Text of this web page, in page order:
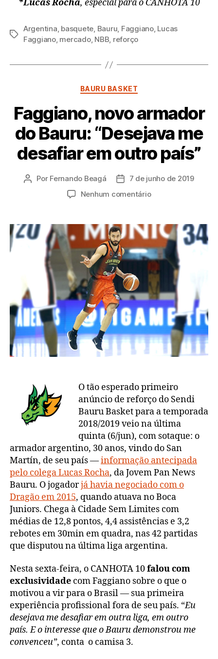
*Lucas Rocha, especial para o CANHOTA 10
Tags
Argentina, basquete, Bauru, Faggiano, Lucas
Faggiano, mercado, NBB, reforço
Categorias
BAURU BASKET
Faggiano, novo armador
do Bauru: “Desejava me
desafiar em outro país”
Autor
Por Fernando Beagá
Data7 de junho de 2019
Nenhum comentárioem
armador
do
Bauru:
“Desejava
me
desafiar
em
outro
país”
O tão esperado primeiro
anúncio de reforço do Sendi
Bauru Basket para a temporada
2018/2019 veio na última
quinta (6/jun), com sotaque: o
armador argentino, 30 anos, vindo do San
Martín, de seu país —informação antecipada
pelo colega Lucas Rocha, da Jovem Pan News
Bauru. O jogadorjá havia negociado com o
Dragão em 2015, quando atuava no Boca
Juniors. Chega à Cidade Sem Limites com
médias de 12,8 pontos, 4,4 assistências e 3,2
rebotes em 30min em quadra, nas 42 partidas
que disputou na última liga argentina.
Nesta sexta-feira, o CANHOTA 10falou com
exclusividade com Faggiano sobre o que o
motivou a vir para o Brasil — sua primeira
experiência profissional fora de seu país. “Eu
desejava me desafiar em outra liga, em outro
país. E o interesse que o Bauru demonstrou me
convenceu”, conta o camisa 3.